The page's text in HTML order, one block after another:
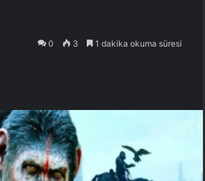
0 3 1 dakika okuma süresi